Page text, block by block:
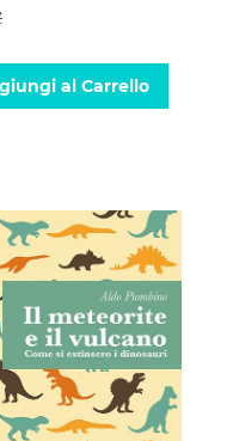
al Carrello
alla lista desideri